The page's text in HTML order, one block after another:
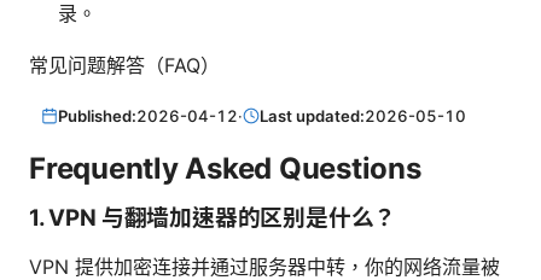
录。
常见问题解答（FAQ）
Published:2026-04-12· Last updated:2026-05-10
Frequently Asked Questions
1. VPN 与翻墙加速器的区别是什么？
VPN 提供加密连接并通过服务器中转，你的网络流量被